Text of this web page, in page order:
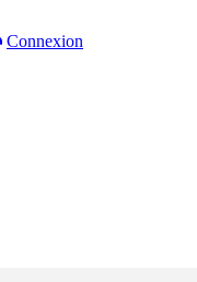
Connexion